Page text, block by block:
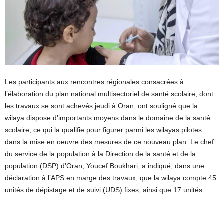
Les participants aux rencontres régionales consacrées à
l’élaboration du plan national multisectoriel de santé scolaire, dont
les travaux se sont achevés jeudi à Oran, ont souligné que la
wilaya dispose d’importants moyens dans le domaine de la santé
scolaire, ce qui la qualifie pour figurer parmi les wilayas pilotes
dans la mise en oeuvre des mesures de ce nouveau plan. Le chef
du service de la population à la Direction de la santé et de la
population (DSP) d’Oran, Youcef Boukhari, a indiqué, dans une
déclaration à l’APS en marge des travaux, que la wilaya compte 45
unités de dépistage et de suivi (UDS) fixes, ainsi que 17 unités